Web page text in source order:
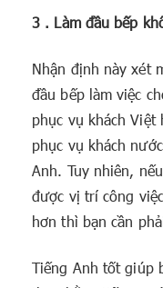
3 . Làm đầu bếp
Nhận định này xét
đầu bếp làm việc
phục vụ khách
phục vụ khách
Anh. Tuy nhiên,
được vị trí công
hơn thì bạn cần
Tiếng Anh tốt giúp